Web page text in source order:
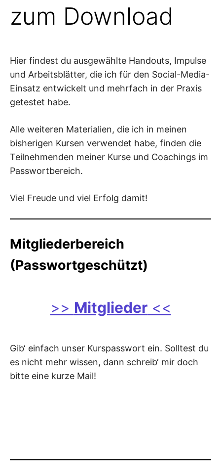
zum Download
Hier findest du ausgewählte Handouts, Impulse
und Arbeitsblätter, die ich für den Social-Media-
Einsatz entwickelt und mehrfach in der Praxis
getestet habe.
Alle weiteren Materialien, die ich in meinen
bisherigen Kursen verwendet habe, finden die
Teilnehmenden meiner Kurse und Coachings im
Passwortbereich.
Viel Freude und viel Erfolg damit!
Mitgliederbereich
(Passwortgeschützt)
>> Mitglieder<<
Gib‘ einfach unser Kurspasswort ein. Solltest du
es nicht mehr wissen, dann schreib‘ mir doch
bitte eine kurze Mail!